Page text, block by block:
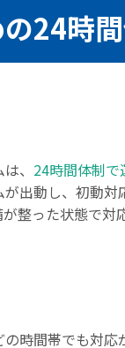
24時
、 24時間体制で
出動し、初動
整った状態で対
時間帯でも対